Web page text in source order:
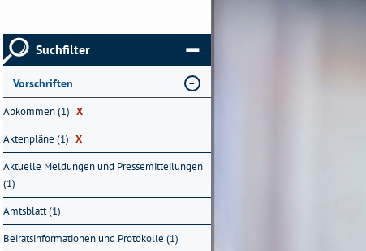
Suchfilter
Vorschriften
Abkommen (1) X
Aktenpläne (1) X
Aktuelle Meldungen und Pressemitteilungen
(1)
Amtsblatt (1)
Beiratsinformationen und Protokolle (1)